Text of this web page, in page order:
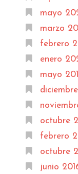
mayo
marzo
febrero
enero
mayo
octubre
febrero
octubre
junio